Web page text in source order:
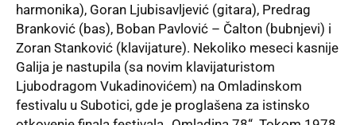
harmonika), Goran Ljubisavljević (gitara), Predrag
Branković (bas), Boban Pavlović – Čalton (bubnjevi) i
Zoran Stanković (klavijature). Nekoliko meseci kasnije
Galija je nastupila (sa novim klavijaturistom
Ljubodragom Vukadinovićem) na Omladinskom
festivalu u Subotici, gde je proglašena za istinsko